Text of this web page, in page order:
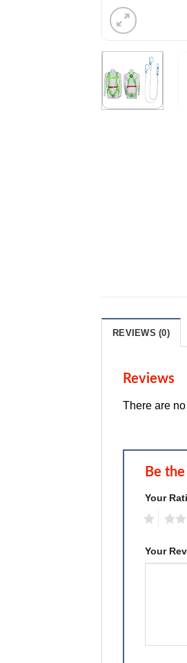
REVIEWS (0)
Reviews
There are
Be
Your
Your